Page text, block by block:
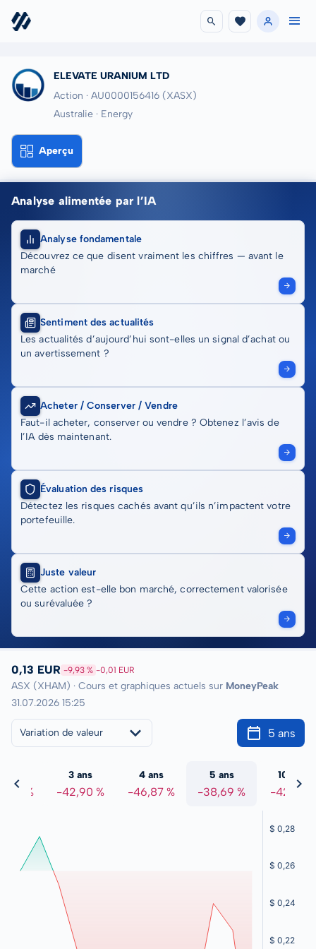
ELEVATE URANIUM LTD
Action · AU0000156416 (XASX)
Australie · Energy
Aperçu
Analyse alimentée par l’IA
Analyse fondamentale
Découvrez ce que disent vraiment les chiffres — avant le
marché
Sentiment des actualités
Les actualités d’aujourd’hui sont-elles un signal d’achat ou
un avertissement ?
Acheter / Conserver / Vendre
Faut-il acheter, conserver ou vendre ? Obtenez l’avis de
l’IA dès maintenant.
Évaluation des risques
Détectez les risques cachés avant qu’ils n’impactent votre
portefeuille.
Juste valeur
Cette action est-elle bon marché, correctement valorisée
ou surévaluée ?
0,13 EUR -9,93 % -0,01 EUR
ASX (XHAM) · Cours et graphiques actuels sur MoneyPeak
31.07.2026 15:25
Variation de valeur 5 ans
%
3 ans
-42,90 %
4 ans
-46,87 %
5 ans
-38,69 %
10 ans
-42,21 %